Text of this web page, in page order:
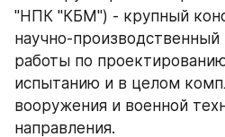
"НПК "КБМ") - крупный
научно-
работы по
испытанию и в целом
вооружения и военной
направления.